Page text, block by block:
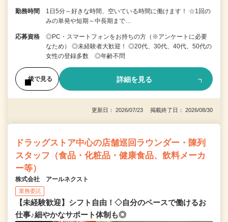
勤務時間
1日5分～好きな時間、空いている時間に働けます！ ☆1回の
みの単発や短期～中長期まで…
応募資格
◎PC・スマートフォンをお持ちの方（※アンケートに必要
なため） ◎未経験者大歓迎！ ◎20代、30代、40代、50代の
女性の登録多数 ◎年齢不問
後で見る 詳細を見る
更新日： 2026/07/23 掲載終了日： 2026/08/30
ドラッグストア中心の店舗巡回ラウンダー・陳列
スタッフ（食品・化粧品・健康食品、飲料メーカ
ー等）
株式会社 アールネクスト
業務委託
【未経験歓迎】シフト自由！◇自分のペースで働けるお
仕事♪細やかなサポート体制も◎